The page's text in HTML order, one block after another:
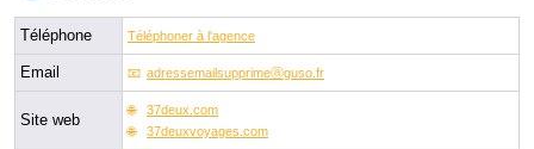
Téléphone Téléphoner à l'agence
Email adressemailsupprimeⓐguso.fr
Site web
37deux.com
37deuxvoyages.com